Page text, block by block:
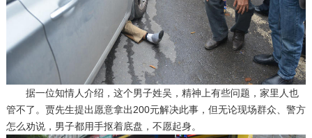
据一位知情人介绍，这个男子姓吴，精神上有些问题，家里人也
管不了。贾先生提出愿意拿出200元解决此事，但无论现场群众、警方
怎么劝说，男子都用手抠着底盘，不愿起身。